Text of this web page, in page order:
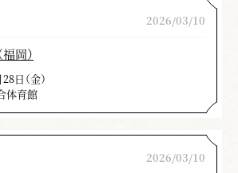
が記されています。
、「補足」、「各技の
を熟読し目的意識を持って研鑽
して次回の捲土重来を期待し
頂きます。
横田 清隆
2026/03/10
岡）
日（金）
体育館
2026/03/10